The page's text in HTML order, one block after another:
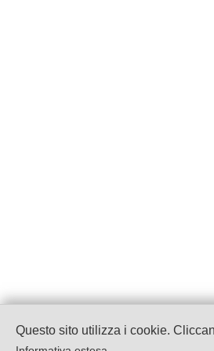
Questo sito utilizza i cookie.